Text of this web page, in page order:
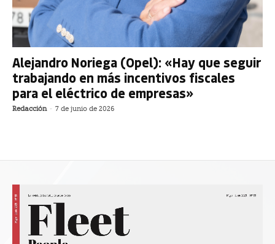
Alejandro Noriega (Opel): «Hay que seguir
trabajando en más incentivos fiscales
para el eléctrico de empresas»
Redacción - 7 de junio de 2026